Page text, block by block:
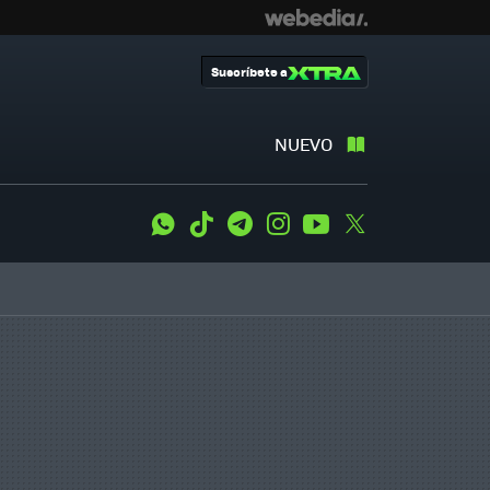
NUEVO
Suscríbete a
WhatsApp
Tiktok TelegramInstagramYoutube